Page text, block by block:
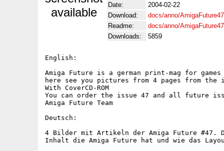
available
Date:
2004-02-22
Download:
docs/anno/
Readme:
docs/anno/
Downloads:
5859
English:
Amiga Future is a german print-mag for
here see you pictures from 4 pages from the
With CoverCD-ROM
You can order the issue 47 and all future
Amiga Future Team
Deutsch:
4 Bilder mit Artikeln der Amiga Future #47.
Inhalt die Amiga Future hat und wie das